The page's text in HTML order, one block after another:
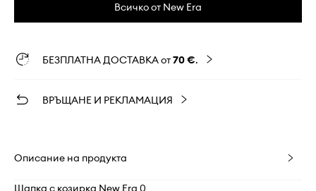
Всичко от New Era
БЕЗПЛАТНА ДОСТАВКА от70 €.
ВРЪЩАНЕ И РЕКЛАМАЦИЯ
Описание на продукта
Шапка с козирка New Era 0